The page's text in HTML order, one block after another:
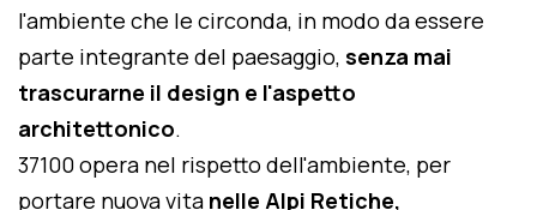
l'ambiente che le circonda, in modo da essere
parte integrante del paesaggio, senza mai
trascurarne il design e l'aspetto
architettonico.
37100 opera nel rispetto dell'ambiente, per
portare nuova vita nelle Alpi Retiche,